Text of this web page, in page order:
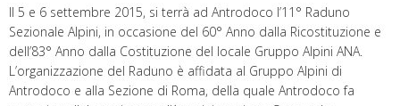
Il 5 e 6 settembre 2015, si terrà ad Antrodoco l’11° Raduno
Sezionale Alpini, in occasione del 60° Anno dalla Ricostituzione e
dell’83° Anno dalla Costituzione del locale Gruppo Alpini ANA.
L’organizzazione del Raduno è affidata al Gruppo Alpini di
Antrodoco e alla Sezione di Roma, della quale Antrodoco fa